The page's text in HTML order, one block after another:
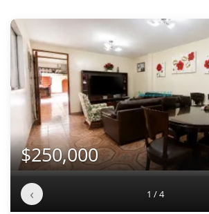
$250,000
‹ 1 / 4